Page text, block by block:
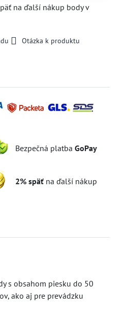
na ďalší nákup body v
Otázka k produktu
Bezpečná platbaGoPay
2% späť na ďalší nákup
s obsahom piesku do 50
ako aj pre prevádzku